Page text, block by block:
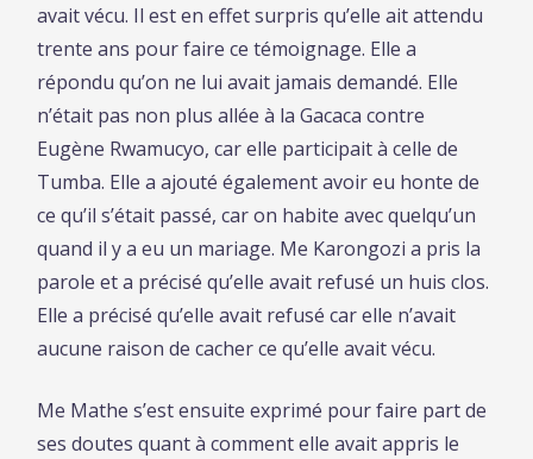
avait vécu. Il est en effet surpris qu’elle ait attendu
trente ans pour faire ce témoignage. Elle a
répondu qu’on ne lui avait jamais demandé. Elle
n’était pas non plus allée à la Gacaca contre
Eugène Rwamucyo, car elle participait à celle de
Tumba. Elle a ajouté également avoir eu honte de
ce qu’il s’était passé, car on habite avec quelqu’un
quand il y a eu un mariage. Me Karongozi a pris la
parole et a précisé qu’elle avait refusé un huis clos.
Elle a précisé qu’elle avait refusé car elle n’avait
aucune raison de cacher ce qu’elle avait vécu.
Me Mathe s’est ensuite exprimé pour faire part de
ses doutes quant à comment elle avait appris le